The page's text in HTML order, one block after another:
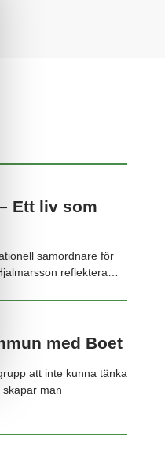
Ett liv som
samordnare för
reflektera…
med Boet
att inte kunna tänka
man